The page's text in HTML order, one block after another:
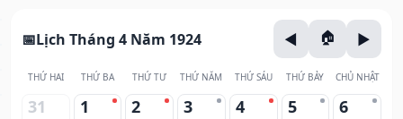
Lịch Tháng 4 Năm 1924
THỨ HAI THỨ BA THỨ TƯ THỨ NĂM THỨ SÁU THỨ BẢY CHỦ NHẬT
31 1 2 3 4 5 6